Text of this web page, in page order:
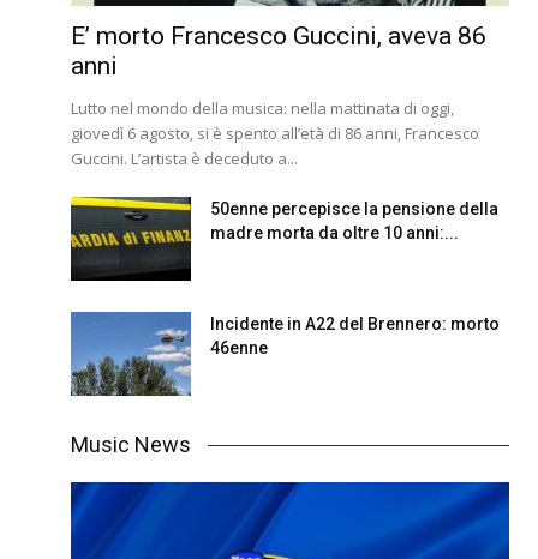
E’ morto Francesco Guccini, aveva 86
anni
Lutto nel mondo della musica: nella mattinata di oggi,
giovedì 6 agosto, si è spento all’età di 86 anni, Francesco
Guccini. L’artista è deceduto a...
50enne percepisce la pensione della
madre morta da oltre 10 anni:...
Incidente in A22 del Brennero: morto
46enne
Music News